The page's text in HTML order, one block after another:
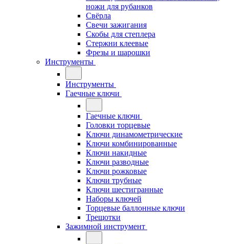
ножи для рубанков
Свёрла
Свечи зажигания
Скобы для степлера
Стержни клеевые
Фрезы и шарошки
Инструменты
Инструменты
Гаечные ключи
Гаечные ключи
Головки торцевые
Ключи динамометрические
Ключи комбинированные
Ключи накидные
Ключи разводные
Ключи рожковые
Ключи трубные
Ключи шестигранные
Наборы ключей
Торцевые баллонные ключи
Трещотки
Зажимной инструмент